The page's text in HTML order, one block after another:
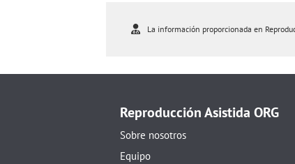
La información proporcionada en
Reproducción Asistida ORG
Sobre nosotros
Equipo